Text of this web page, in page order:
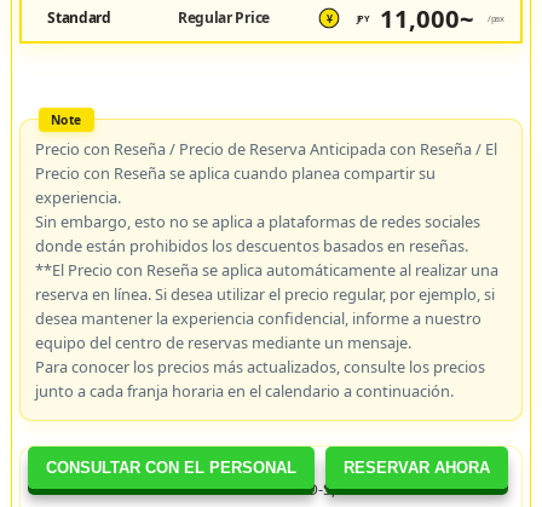
CONSULTAR CON EL PERSONAL RESERVAR AHORA
Standard Regular Price ¥ JPY 11,000~ /pax
Precio con Reseña / Precio de Reserva Anticipada con Reseña / El
Precio con Reseña se aplica cuando planea compartir su
experiencia.
Sin embargo, esto no se aplica a plataformas de redes sociales
donde están prohibidos los descuentos basados en reseñas.
**El Precio con Reseña se aplica automáticamente al realizar una
reserva en línea. Si desea utilizar el precio regular, por ejemplo, si
desea mantener la experiencia confidencial, informe a nuestro
equipo del centro de reservas mediante un mensaje.
Para conocer los precios más actualizados, consulte los precios
junto a cada franja horaria en el calendario a continuación.
Alrededor de 1 hora. En este curso O-S, recorreremos el